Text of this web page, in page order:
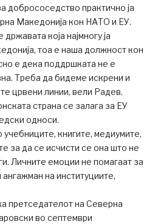
добрососедство практично ја
Македонија кон НАТО и ЕУ.
која најмногу ја
тоа е наша должност кон
е дека поддршката не е
Треба да бидеме искрени и
црвени линии, вели Радев.
страна се залага за ЕУ
односи.
книгите, медиумите,
за да се исчисти се она што не
Личните емоции не помагаат за
на институциите,
претседателот на Северна
во септември